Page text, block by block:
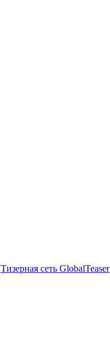
Тизерная сеть GlobalTeaser